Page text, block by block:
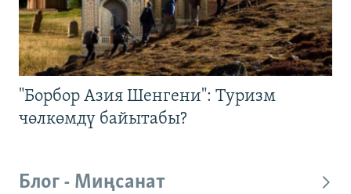
"Борбор Азия Шенгени": Туризм
чөлкөмдү байытабы?
Блог - Миңсанат